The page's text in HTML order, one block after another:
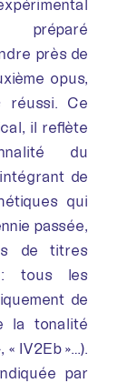
préparé
près de
opus,
réussi. Ce
il reflète
du
de
qui
passée,
de titres
: tous les
de
la tonalité
« IV2Eb »…).
par